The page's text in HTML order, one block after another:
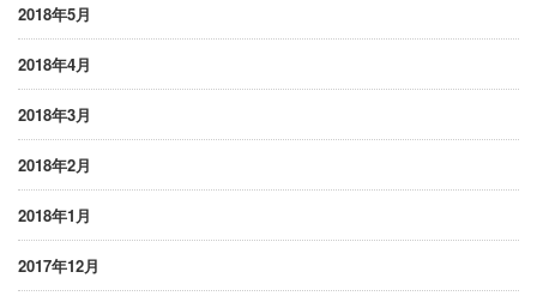
2018年5月
2018年4月
2018年3月
2018年2月
2018年1月
2017年12月